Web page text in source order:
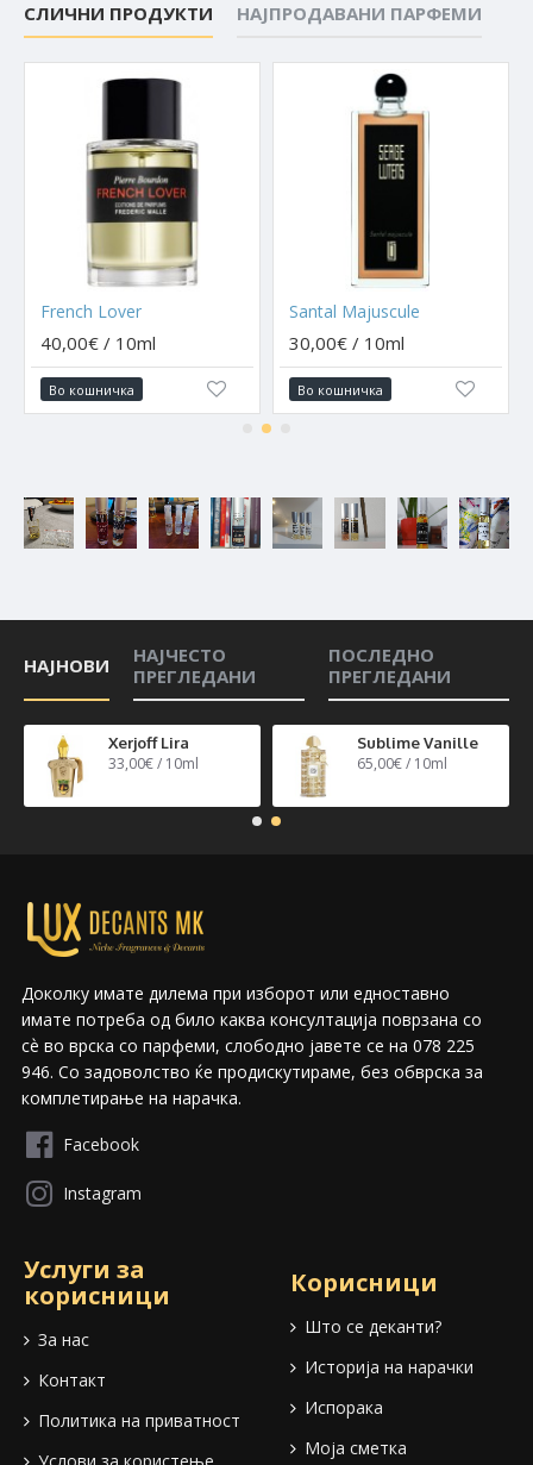
СЛИЧНИ ПРОДУКТИ НАЈПРОДАВАНИ ПАРФЕМИ
French Lover
40,00€ / 10ml
Во кошничка
Santal Majuscule
30,00€ / 10ml
Во кошничка
НАЈНОВИ
НАЈЧЕСТО
ПРЕГЛЕДАНИ
ПОСЛЕДНО
ПРЕГЛЕДАНИ
Xerjoff Lira
33,00€ / 10ml
Sublime Vanille
65,00€ / 10ml
Доколку имате дилема при изборот или едноставно
имате потреба од било каква консултација поврзана со
сѐ во врска со парфеми, слободно јавете се на 078 225
946. Со задоволство ќе продискутираме, без обврска за
комплетирање на нарачка.
Facebook
Instagram
Услуги за
корисници
За нас
Контакт
Политика на приватност
Корисници
Што се деканти?
Историја на нарачки
Испорака
Моја сметка